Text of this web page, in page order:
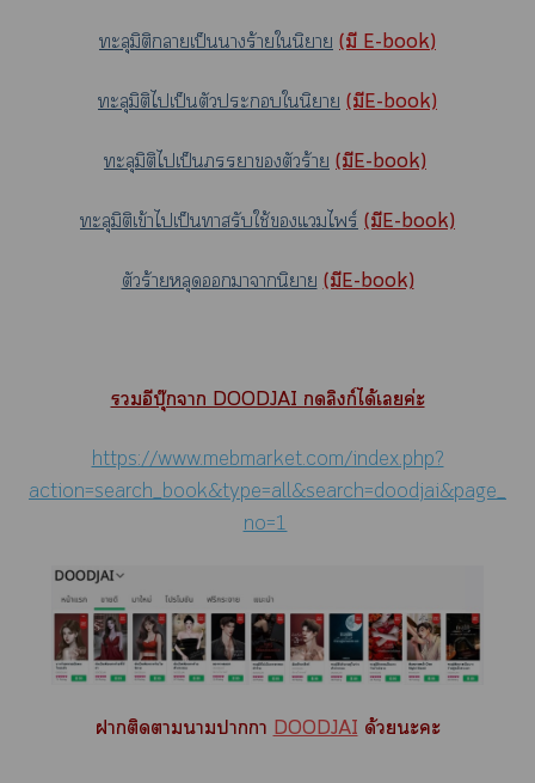
ทะลุมิติาเป็นาร้ายในิยาย (มี E-book)
ทะลุมิติไเป็นตัวะในิยาย (มีE-book)
ทะลุมิติไเป็นาตัวร้าย (มีE-book)
ทะลุมิติเข้าไเป็นารับใช้แไพร์ (มีE-book)
ตัวร้ายหลุดาานิยาย (มีE-book)
อีบุ๊กา DOODJAI ลิงก์ได้เค่ะ
https://www.mebmarket.com/index.php?
action=search_book&type=all&search=doodjai&page_
no=1
าติดาาาาDOODJAIด้วยะะ